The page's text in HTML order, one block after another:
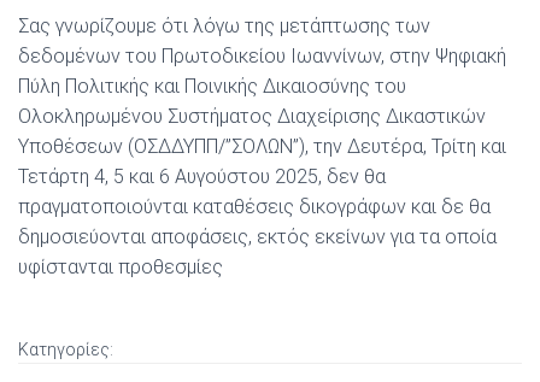
Σας γνωρίζουμε ότι λόγω της μετάπτωσης των
δεδομένων του Πρωτοδικείου Ιωαννίνων, στην Ψηφιακή
Πύλη Πολιτικής και Ποινικής Δικαιοσύνης του
Ολοκληρωμένου Συστήματος Διαχείρισης Δικαστικών
Υποθέσεων (ΟΣΔΔΥΠΠ/”ΣΟΛΩΝ”), την Δευτέρα, Τρίτη και
Τετάρτη 4, 5 και 6 Αυγούστου 2025, δεν θα
πραγματοποιούνται καταθέσεις δικογράφων και δε θα
δημοσιεύονται αποφάσεις, εκτός εκείνων για τα οποία
υφίστανται προθεσμίες
Κατηγορίες: